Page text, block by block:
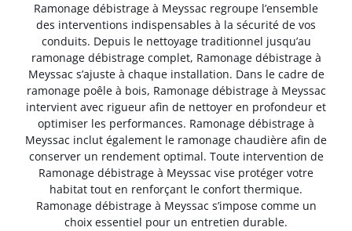
Ramonage débistrage à Meyssac regroupe l’ensemble
des interventions indispensables à la sécurité de vos
conduits. Depuis le nettoyage traditionnel jusqu’au
ramonage débistrage complet, Ramonage débistrage à
Meyssac s’ajuste à chaque installation. Dans le cadre de
ramonage poêle à bois, Ramonage débistrage à Meyssac
intervient avec rigueur afin de nettoyer en profondeur et
optimiser les performances. Ramonage débistrage à
Meyssac inclut également le ramonage chaudière afin de
conserver un rendement optimal. Toute intervention de
Ramonage débistrage à Meyssac vise protéger votre
habitat tout en renforçant le confort thermique.
Ramonage débistrage à Meyssac s’impose comme un
choix essentiel pour un entretien durable.